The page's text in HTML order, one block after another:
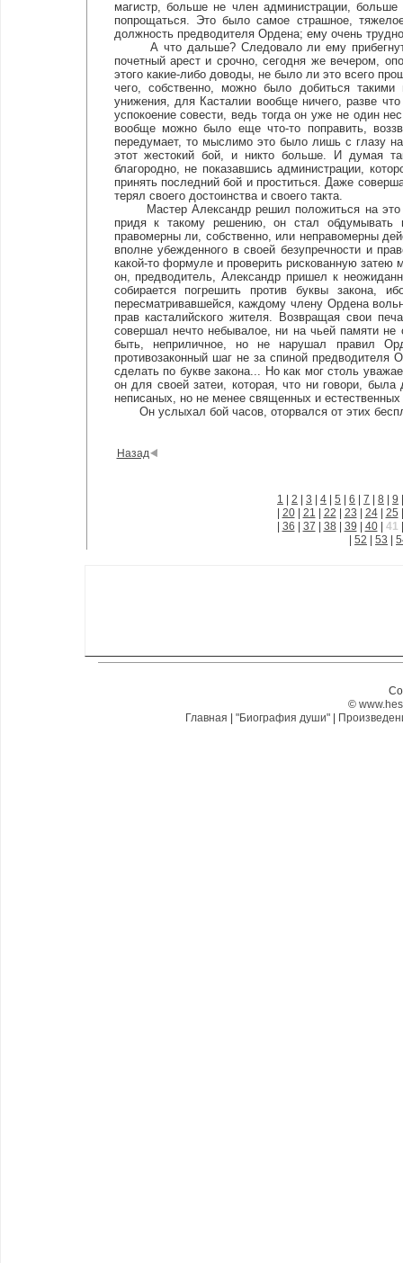
магистр, больше не член администрации,
попрощаться. Это было самое страшное,
должность предводителя Ордена; ему очень
А что дальше? Следовало ли ему прибегнуть
почетный арест и срочно, сегодня же вечером,
этого какие-либо доводы, не было ли это всего
чего, собственно, можно было добиться
унижения, для Касталии вообще ничего, разве
успокоение совести, ведь тогда он уже не один
вообще можно было еще что-то поправить,
передумает, то мыслимо это было лишь с глазу
этот жестокий бой, и никто больше. И думая
благородно, не показавшись администрации,
принять последний бой и проститься. Даже
терял своего достоинства и своего такта.
Мастер Александр решил положиться на это
придя к такому решению, он стал обдумывать
правомерны ли, собственно, или неправомерны
вполне убежденного в своей безупречности и
какой-то формуле и проверить рискованную
он, предводитель, Александр пришел к
собирается погрешить против буквы закона,
пересматривавшейся, каждому члену Ордена
прав касталийского жителя. Возвращая свои
совершал нечто небывалое, ни на чьей памяти
быть, неприличное, но не нарушал правил
противозаконный шаг не за спиной
сделать по букве закона... Но как мог столь
он для своей затеи, которая, что ни говори, была
неписаных, но не менее священных и
Он услыхал бой часов, оторвался от этих
Назад
1 2 3 4 5 6 7 8 9
20| 21 22 23 24| 25
36 37 38 39 40| 41
52 53
©
Главная
"Биография души"